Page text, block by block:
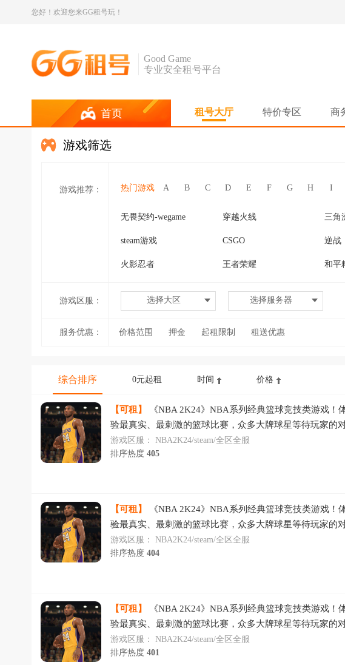
您好！欢迎您来GG租号玩！
Good Game
专业安全租号平台
首页 租号大厅 特价专区 商
游戏筛选
游戏推荐： 热门游戏 A B C D E F G H I
无畏契约-wegame 穿越火线 三角
steam游戏 CSGO 逆战
火影忍者 王者荣耀 和平
游戏区服： 选择大区 选择服务器
服务优惠： 价格范围 押金 起租限制 租送优惠
综合排序 0元起租 时间 价格
【可租】
《NBA 2K24》NBA系列经典篮球竞技类游戏！
验最真实、最刺激的篮球比赛，众多大牌球星等待玩家的
抗，花式运球让人眼花缭乱，快来线上联机一起打篮球吧！
游戏区服： NBA2K24/steam/全区全服
排序热度 405
【可租】
《NBA 2K24》NBA系列经典篮球竞技类游戏！
验最真实、最刺激的篮球比赛，众多大牌球星等待玩家的
抗，花式运球让人眼花缭乱，快来线上联机一起打篮球吧！
游戏区服： NBA2K24/steam/全区全服
排序热度 404
【可租】
《NBA 2K24》NBA系列经典篮球竞技类游戏！
验最真实、最刺激的篮球比赛，众多大牌球星等待玩家的
抗，花式运球让人眼花缭乱，快来线上联机一起打篮球吧！
游戏区服： NBA2K24/steam/全区全服
排序热度 401